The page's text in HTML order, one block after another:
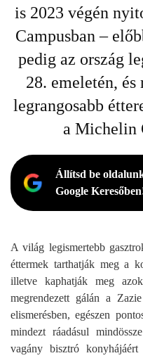
is 2023 végén
Campusban –
pedig az ország
28. emeletén,
legrangosabb
a Michelin
Állítsd be
Google
A világ legismertebb
éttermek tarthatják meg a
illetve kaphatják meg
megrendezett gálán a
elismerésben, egészen
mindezt ráadásul
vagány bisztró konyhájáért